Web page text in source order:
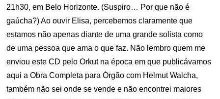
21h30, em Belo Horizonte. (Suspiro… Por que não é
gaúcha?) Ao ouvir Elisa, percebemos claramente que
estamos não apenas diante de uma grande solista como
de uma pessoa que ama o que faz. Não lembro quem me
enviou este CD pelo Orkut na época em que publicávamos
aqui a Obra Completa para Órgão com Helmut Walcha,
também não sei onde se vende e não encontrei maiores